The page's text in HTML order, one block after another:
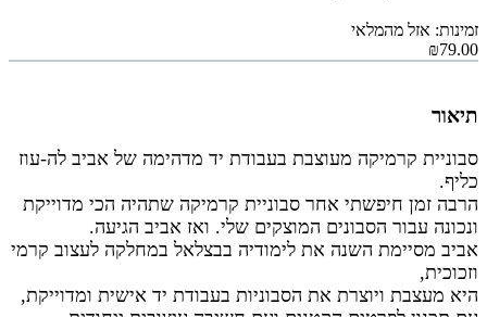
זמינות: אזל מהמלאי
₪79.00
תיאור
סבוניית קרמיקה מעוצבת בעבודת יד מדהימה של אביב לה-עוז
כליף.
הרבה זמן חיפשתי אחר סבוניית קרמיקה שתהיה הכי מדוייקת
ונכונה עבור הסבונים המוצקים שלי. ואז אביב הגיעה.
אביב מסיימת השנה את לימודיה בבצלאל במחלקה לעצוב קרמי
וזכוכית,
היא מעצבת ויוצרת את הסבוניות בעבודת יד אישית ומדוייקת,